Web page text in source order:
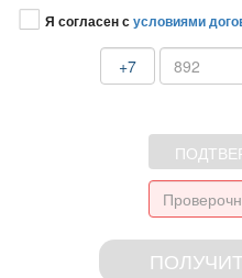
Я согласен сусловиями
+7